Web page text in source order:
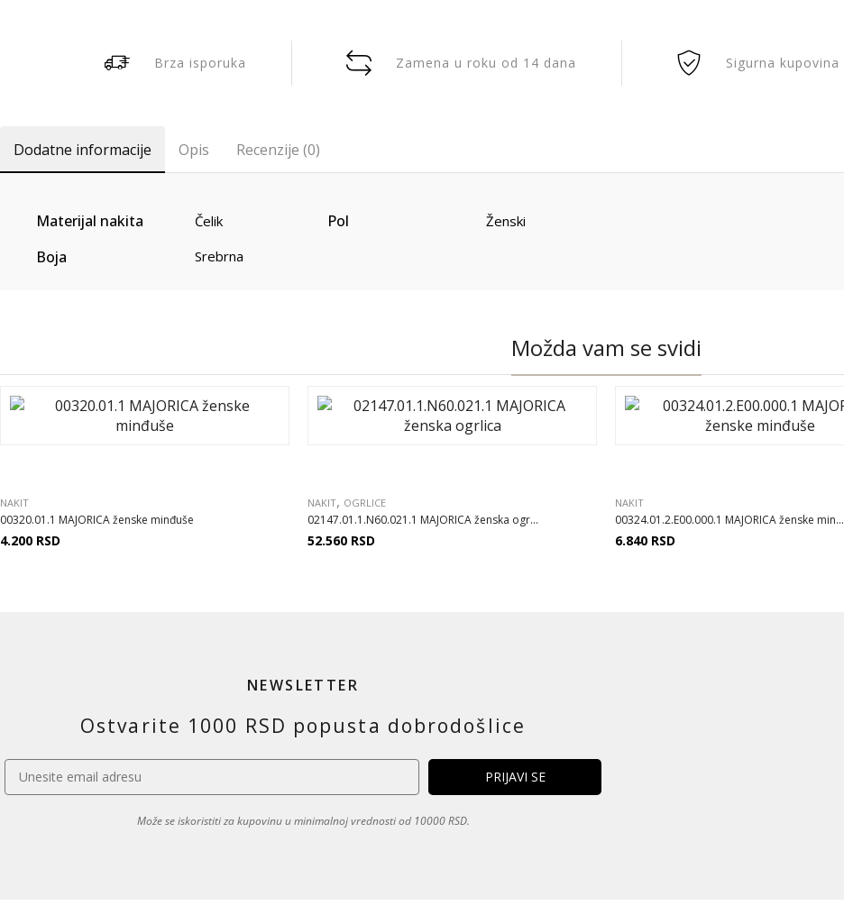
Brza isporuka Zamena u roku od 14 dana Sigurna kupovina
Dodatne informacije Opis Recenzije (0)
Materijal nakita Čelik Pol Ženski
Boja Srebrna
Možda vam se svidi
NAKIT
00320.01.1 MAJORICA ženske minđuše
4.200 RSD
NAKIT, OGRLICE
02147.01.1.N60.021.1 MAJORICA ženska ogr...
52.560 RSD
NAKIT
00324.01.2.E00.000.1 MAJORICA ženske min...
6.840 RSD
NEWSLETTER
Ostvarite 1000 RSD popusta dobrodošlice
Može se iskoristiti za kupovinu u minimalnoj vrednosti od 10000 RSD.